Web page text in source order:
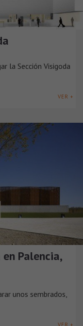
la Sección Visigoda
VER +
Palencia,
unos sembrados,